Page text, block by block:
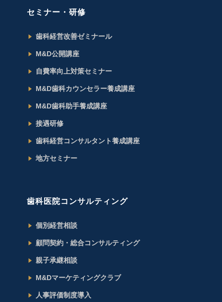
セミナー・研修
歯科経営改善ゼミナール
M&D公開講座
自費率向上対策セミナー
M&D歯科カウンセラー養成講座
M&D歯科助手養成講座
接遇研修
歯科経営コンサルタント養成講座
地方セミナー
歯科医院コンサルティング
個別経営相談
顧問契約・総合コンサルティング
親子承継相談
M&Dマーケティングクラブ
人事評価制度導入